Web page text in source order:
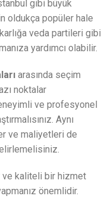
gibi büyük
oldukça popüler hale
veda partileri gibi
yardımcı olabilir.
arasında seçim
noktalar
ve profesyonel
Aynı
ve maliyetleri de
ve kaliteli bir hizmet
önemlidir.